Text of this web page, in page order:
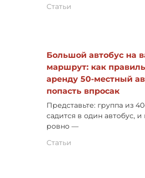
Статьи
Большой автобус на
маршрут: как
аренду 50-местный
попасть впросак
Представьте: группа из
садится в один автобус, и
ровно —
Статьи